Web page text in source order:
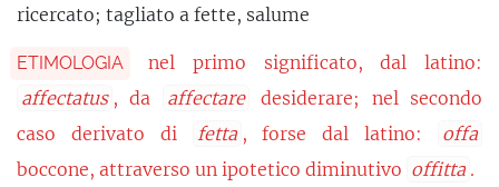
ricercato; tagliato a fette, salume
ETIMOLOGIA
nel primo significato, dal latino:
affectatus , da affectare
desiderare; nel secondo
caso derivato di
fetta , forse dal latino:
offa
boccone, attraverso un ipotetico diminutivo offitta .